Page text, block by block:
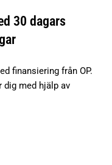
30 dagars
finansiering från OP.
dig med hjälp av